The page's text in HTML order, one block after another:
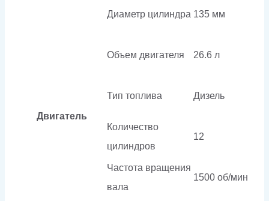
Двигатель
Диаметр цилиндра 135 мм
Объем двигателя 26.6 л
Тип топлива Дизель
Количество
цилиндров
12
Частота вращения
вала
1500 об/мин